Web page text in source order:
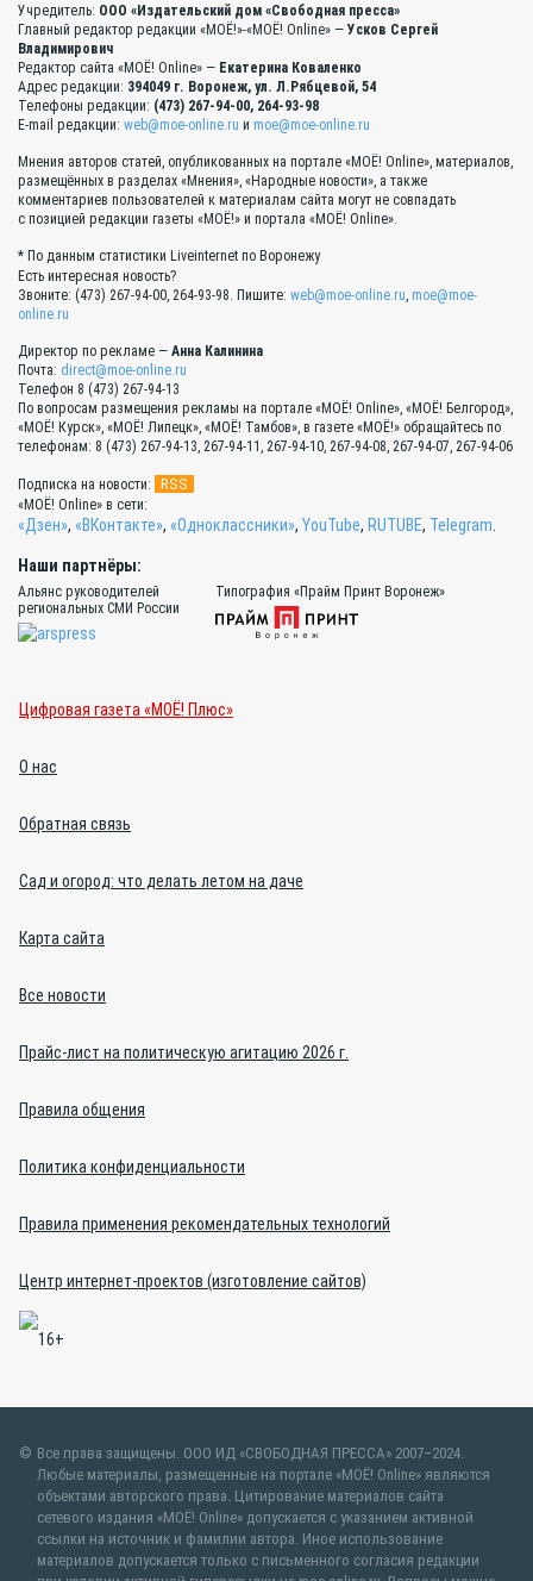
Учредитель: ООО «Издательский дом «Свободная пресса»
Главный редактор редакции «МОЁ!»-«МОЁ! Online» — Усков Сергей
Владимирович
Редактор сайта «МОЁ! Online» — Екатерина Коваленко
Адрес редакции: 394049 г. Воронеж, ул. Л.Рябцевой, 54
Телефоны редакции: (473) 267-94-00, 264-93-98
E-mail редакции: web@moe-online.ru и moe@moe-online.ru
Мнения авторов статей, опубликованных на портале «МОЁ! Online», материалов,
размещённых в разделах «Мнения», «Народные новости», а также
комментариев пользователей к материалам сайта могут не совпадать
с позицией редакции газеты «МОЁ!» и портала «МОЁ! Online».
* По данным статистики Liveinternet по Воронежу
Есть интересная новость?
Звоните: (473) 267-94-00, 264-93-98. Пишите: web@moe-online.ru moe@moe-
online.ru
Директор по рекламе — Анна Калинина
Почта: direct@moe-online.ru
Телефон 8 (473) 267-94-13
По вопросам размещения рекламы на портале «МОЁ! Online», «МОЁ! Белгород»,
«МОЁ! Курск», «МОЁ! Липецк», «МОЁ! Тамбов», в газете «МОЁ!» обращайтесь по
телефонам: 8 (473) 267-94-13, 267-94-11, 267-94-10, 267-94-08, 267-94-07, 267-94-06
Подписка на новости: RSS
«МОЁ! Online» в сети:
«Дзен», «ВКонтакте», «Одноклассники», YouTube, RUTUBE, Telegram
Наши партнёры:
Альянс руководителей
региональных СМИ России
Типография «Прайм Принт Воронеж»
Цифровая газета «МОЁ! Плюс»
О нас
Обратная связь
Сад и огород: что делать летом на даче
Карта сайта
Все новости
Прайс-лист на политическую агитацию 2026 г.
Правила общения
Политика конфиденциальности
Правила применения рекомендательных технологий
Центр интернет-проектов (изготовление сайтов)
Все права защищены. ООО ИД «СВОБОДНАЯ ПРЕССА» 2007–2024.
Любые материалы, размещенные на портале «МОЁ! Online» являются
объектами авторского права. Цитирование материалов сайта
сетевого издания «МОЁ! Online» допускается с указанием активной
ссылки на источник и фамилии автора. Иное использование
материалов допускается только с письменного согласия редакции